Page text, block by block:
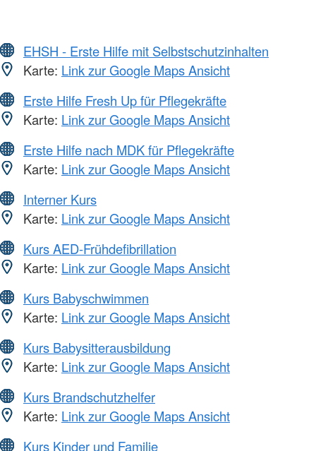
EHSH - Erste Hilfe mit Selbstschutzinhalten
Karte: Link zur Google Maps Ansicht
Erste Hilfe Fresh Up für Pflegekräfte
Karte: Link zur Google Maps Ansicht
Erste Hilfe nach MDK für Pflegekräfte
Karte: Link zur Google Maps Ansicht
Interner Kurs
Karte: Link zur Google Maps Ansicht
Kurs AED-Frühdefibrillation
Karte: Link zur Google Maps Ansicht
Kurs Babyschwimmen
Karte: Link zur Google Maps Ansicht
Kurs Babysitterausbildung
Karte: Link zur Google Maps Ansicht
Kurs Brandschutzhelfer
Karte: Link zur Google Maps Ansicht
Kurs Kinder und Familie